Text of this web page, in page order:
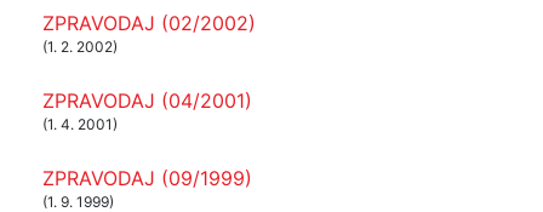
ZPRAVODAJ (02/2002)
(1. 2. 2002)
ZPRAVODAJ (04/2001)
(1. 4. 2001)
ZPRAVODAJ (09/1999)
(1. 9. 1999)